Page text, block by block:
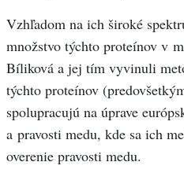
Vzhľadom na ich široké
množstvo týchto proteínov v
Bíliková a jej tím vyvinuli
týchto proteínov
spolupracujú na úprave
a pravosti medu, kde sa ich
overenie pravosti medu.